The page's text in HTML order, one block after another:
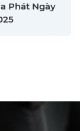
Phát Ngày